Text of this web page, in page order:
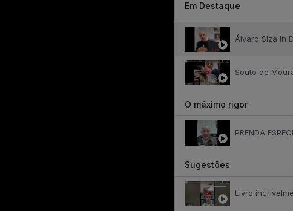
Em Destaque
Álvaro Siza in
Souto de
O máximo rigor
PRENDA
Sugestões
Livro